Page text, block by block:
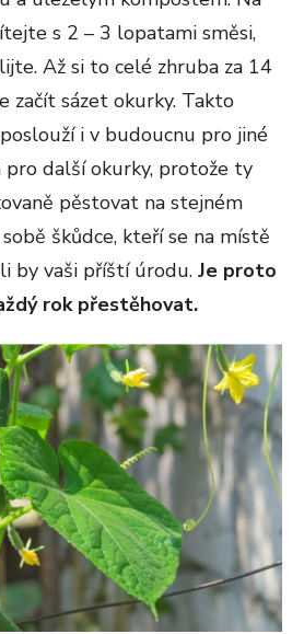
s 2 – 3 lopatami směsi,
Až si to celé zhruba za 14
začít sázet okurky. Takto
i v budoucnu pro jiné
pro další okurky, protože ty
pěstovat na stejném
škůdce, kteří se na místě
by vaši příští úrodu. Je proto
rok přestěhovat.